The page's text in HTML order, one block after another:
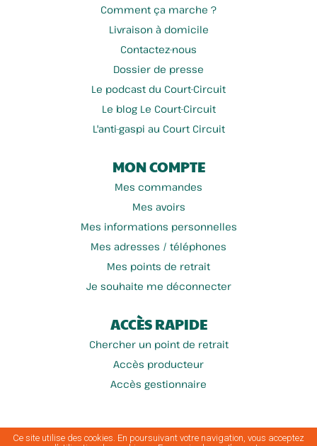
Comment ça marche ?
Livraison à domicile
Contactez-nous
Dossier de presse
Le podcast du Court-Circuit
Le blog Le Court-Circuit
L'anti-gaspi au Court Circuit
MON COMPTE
Mes commandes
Mes avoirs
Mes informations personnelles
Mes adresses / téléphones
Mes points de retrait
Je souhaite me déconnecter
ACCÈS RAPIDE
Chercher un point de retrait
Accès producteur
Accès gestionnaire
Conditions générales
|
Mentions
|
Politique de protection des
|
Politique de
|
A
| Plan du
Ce site utilise des cookies. En poursuivant votre navigation, vous acceptez